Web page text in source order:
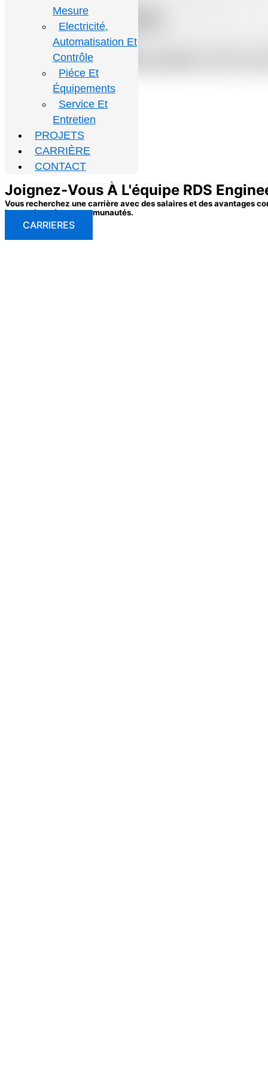
Mesure
Electricité,
Automatisation Et
Contrôle
Piéce Et
Équipements
Service Et
Entretien
PROJETS
CARRIÈRE
CONTACT
Pièces et équipements
Laissez notre équipe vous fournir les connaissances et les fournitures dont vous
VOIR LE SERVICE
NOUS COMMERCIALISONS LES
Projets Récent
INSTALLATION & CONSTRUCTION
Joignez-Vous À L'équipe RDS
Vous recherchez une carrière avec des salaires et des avantages
la nourriture à nos communautés.
CARRIERES